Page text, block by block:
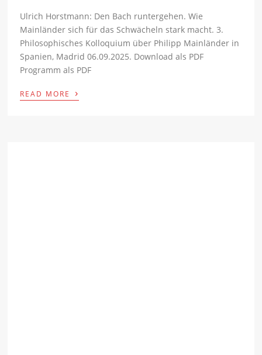
Ulrich Horstmann: Den Bach runtergehen. Wie
Mainländer sich für das Schwächeln stark macht. 3.
Philosophisches Kolloquium über Philipp Mainländer in
Spanien, Madrid 06.09.2025. Download als PDF
Programm als PDF
READ MORE ›